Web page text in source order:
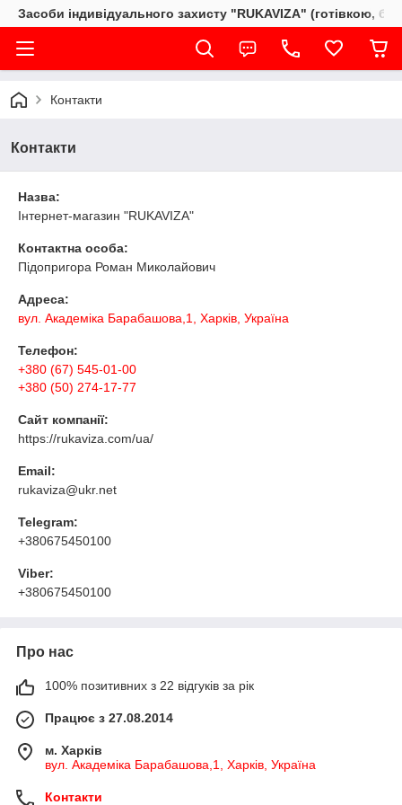
Засоби індивідуального захисту "RUKAVIZA" (готівкою,
Контакти
Контакти
Назва:
Інтернет-магазин "RUKAVIZA"
Контактна особа:
Підопригора Роман Миколайович
Адреса:
вул. Академіка Барабашова,1, Харків, Україна
Телефон:
+380 (67) 545-01-00
+380 (50) 274-17-77
Сайт компанії:
https://rukaviza.com/ua/
Email:
rukaviza@ukr.net
Telegram:
+380675450100
Viber:
+380675450100
Про нас
100% позитивних з 22 відгуків за рік
Працює з 27.08.2014
м. Харків
вул. Академіка Барабашова,1, Харків, Україна
Контакти